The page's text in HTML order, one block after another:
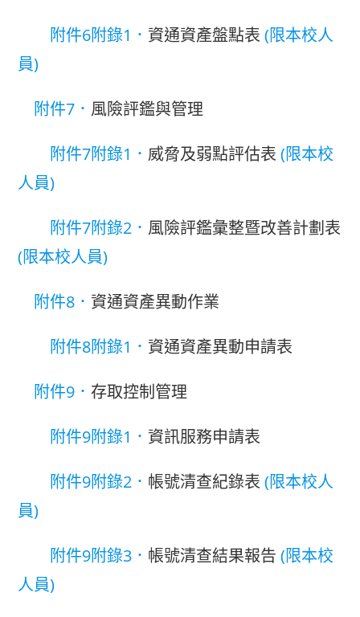
附件6附錄1． 資通資產盤點表 (限本校人
員)
附件7． 風險評鑑與管理
附件7附錄1． 威脅及弱點評估表 (限本校
人員)
附件7附錄2． 風險評鑑彙整暨改善計劃表
(限本校人員)
附件8． 資通資產異動作業
附件8附錄1． 資通資產異動申請表
附件9．存取控制管理
附件9附錄1． 資訊服務申請表
附件9附錄2． 帳號清查紀錄表 (限本校人
員)
附件9附錄3． 帳號清查結果報告 (限本校
人員)